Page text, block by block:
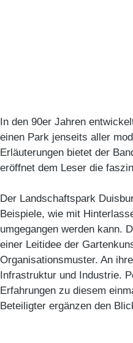
In den 90er Jahren
einen Park jenseits aller
Erläuterungen bietet der
eröffnet dem Leser die
Der Landschaftspark
Beispiele, wie mit
umgegangen werden kann.
einer Leitidee der
Organisationsmuster. An
Infrastruktur und Industrie.
Erfahrungen zu diesem
Beteiligter ergänzen den